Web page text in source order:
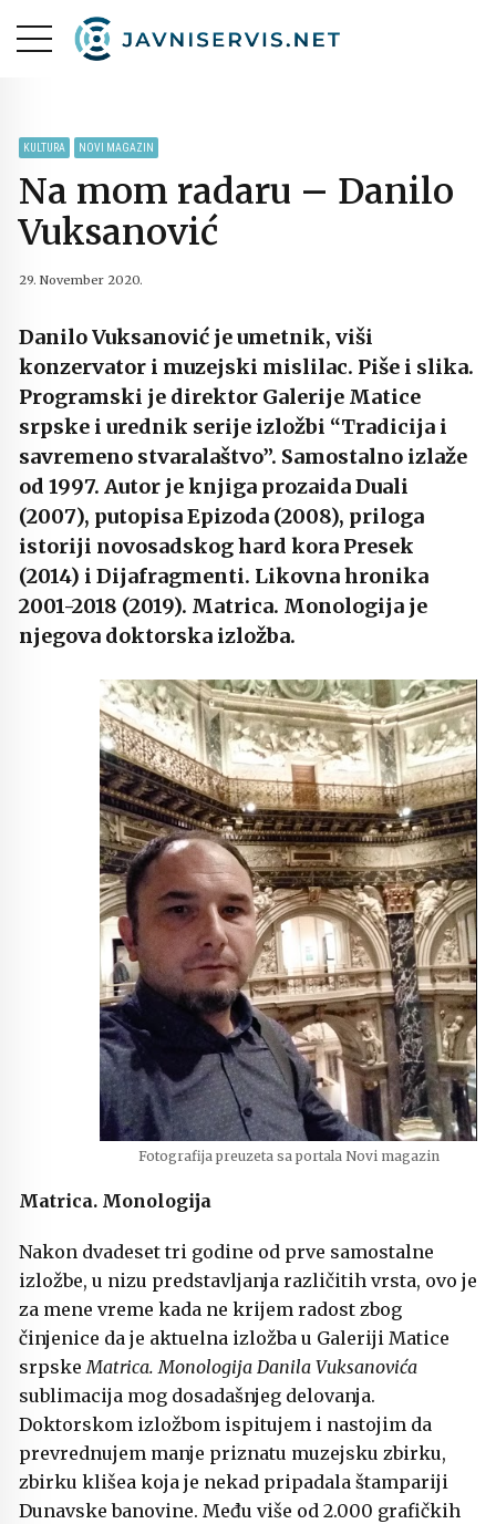
KULTURA NOVI MAGAZIN
Na mom radaru – Danilo
Vuksanović
29. November 2020.
Danilo Vuksanović je umetnik, viši
konzervator i muzejski mislilac. Piše i slika.
Programski je direktor Galerije Matice
srpske i urednik serije izložbi “Tradicija i
savremeno stvaralaštvo”. Samostalno izlaže
od 1997. Autor je knjiga prozaida Duali
(2007), putopisa Epizoda (2008), priloga
istoriji novosadskog hard kora Presek
(2014) i Dijafragmenti. Likovna hronika
2001-2018 (2019). Matrica. Monologija je
njegova doktorska izložba.
Fotografija preuzeta sa portala Novi magazin
Matrica. Monologija
Nakon dvadeset tri godine od prve samostalne
izložbe, u nizu predstavljanja različitih vrsta, ovo je
za mene vreme kada ne krijem radost zbog
činjenice da je aktuelna izložba u Galeriji Matice
srpskeMatrica. Monologija Danila Vuksanovića
sublimacija mog dosadašnjeg delovanja.
Doktorskom izložbom ispitujem i nastojim da
prevrednujem manje priznatu muzejsku zbirku,
zbirku klišea koja je nekad pripadala štampariji
Dunavske banovine. Među više od 2.000 grafičkih